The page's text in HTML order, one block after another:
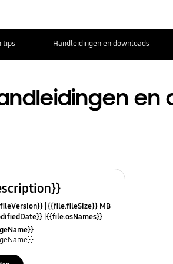
tips Handleidingen en downloads
en
{{file.fileSize}} MB
{{file.osNames}}